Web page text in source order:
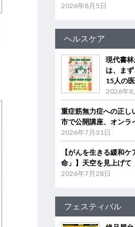
2026年8月5日
ヘルスケア
現代書
は、ま
15人の
2026年8
重症筋無力症への正
市で公開講座、オンラ
2026年7月31日
【がんを生きる緩和
命」】天空を見上げて
2026年7月28日
フェスティバル